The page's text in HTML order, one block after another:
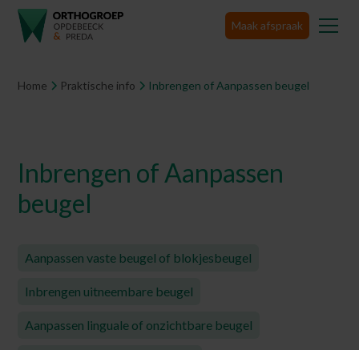
Maak afspraak
Home Praktische info Inbrengen of Aanpassen beugel
Inbrengen of Aanpassen
beugel
Aanpassen vaste beugel of blokjesbeugel
Inbrengen uitneembare beugel
Aanpassen linguale of onzichtbare beugel